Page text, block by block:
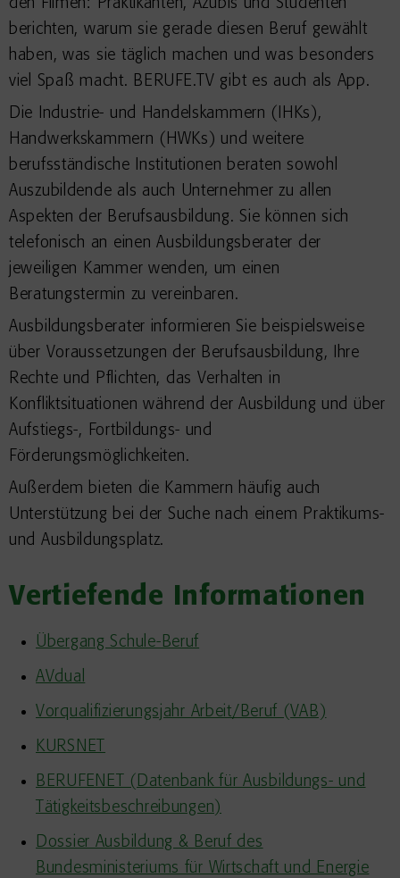
den Filmen: Praktikanten, Azubis und Studenten
berichten, warum sie gerade diesen Beruf gewählt
haben, was sie täglich machen und was besonders
viel Spaß macht. BERUFE.TV gibt es auch als App.
Die Industrie- und Handelskammern (IHKs),
Handwerkskammern (HWKs) und weitere
berufsständische Institutionen beraten sowohl
Auszubildende als auch Unternehmer zu allen
Aspekten der Berufsausbildung. Sie können sich
telefonisch an einen Ausbildungsberater der
jeweiligen Kammer wenden, um einen
Beratungstermin zu vereinbaren.
Ausbildungsberater informieren Sie beispielsweise
über Voraussetzungen der Berufsausbildung, Ihre
Rechte und Pflichten, das Verhalten in
Konfliktsituationen während der Ausbildung und über
Aufstiegs-, Fortbildungs- und
Förderungsmöglichkeiten.
Außerdem bieten die Kammern häufig auch
Unterstützung bei der Suche nach einem Praktikums-
und Ausbildungsplatz.
Vertiefende Informationen
Übergang Schule-Beruf
AVdual
Vorqualifizierungsjahr Arbeit/Beruf (VAB)
KURSNET
BERUFENET (Datenbank für Ausbildungs- und
Tätigkeitsbeschreibungen)
Dossier Ausbildung & Beruf des
Bundesministeriums für Wirtschaft und Energie